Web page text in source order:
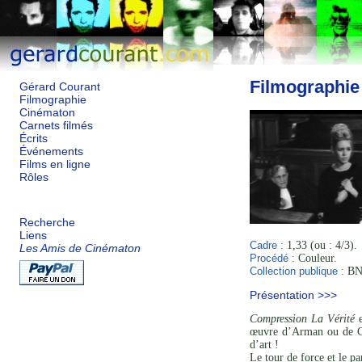
Gérard Courant
Filmographie
Cinématon
Carnets filmés
Écrits
Événements
Films en ligne
Rôles
Recherche
Liens
Les Amis de Cinématon
Cadre : 1,33 (ou : 4/3).
Procédé : Couleur.
Collection publique :
Présentation >>>
Compression La Vérité
œuvre d’Arman ou de
d’art !
Le tour de force et le